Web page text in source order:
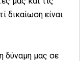
δικαίωση είναι
δύναμη μας σε